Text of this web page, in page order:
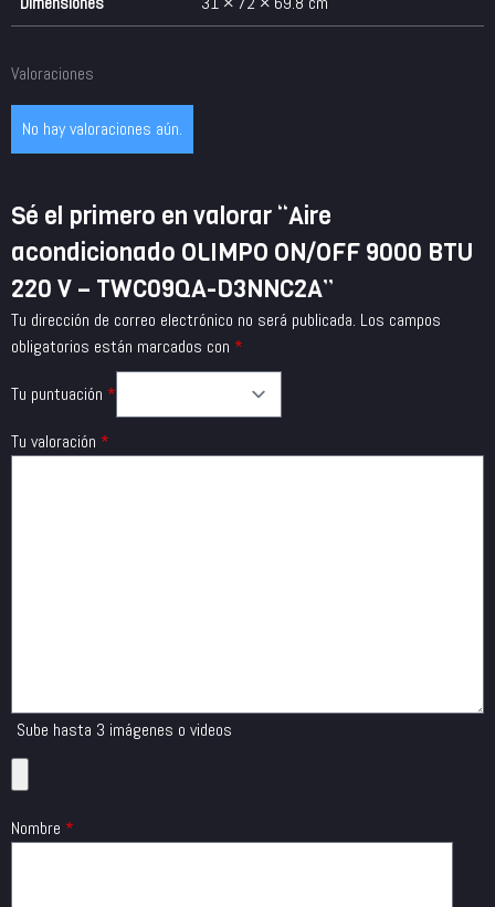
Valoraciones
No hay valoraciones aún.
Sé el primero en valorar “Aire
acondicionado OLIMPO ON/OFF 9000 BTU
220 V – TWC09QA-D3NNC2A”
Tu dirección de correo electrónico no será publicada. Los campos
obligatorios están marcados con *
Tu puntuación *
Tu valoración *
Sube hasta 3 imágenes o videos
Nombre *